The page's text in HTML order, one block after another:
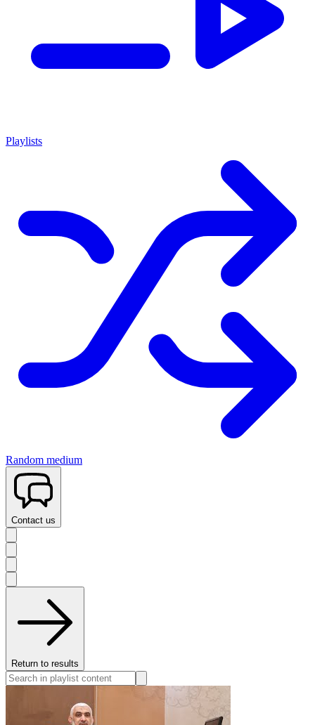
Playlists
Random medium
Contact us
Return to results